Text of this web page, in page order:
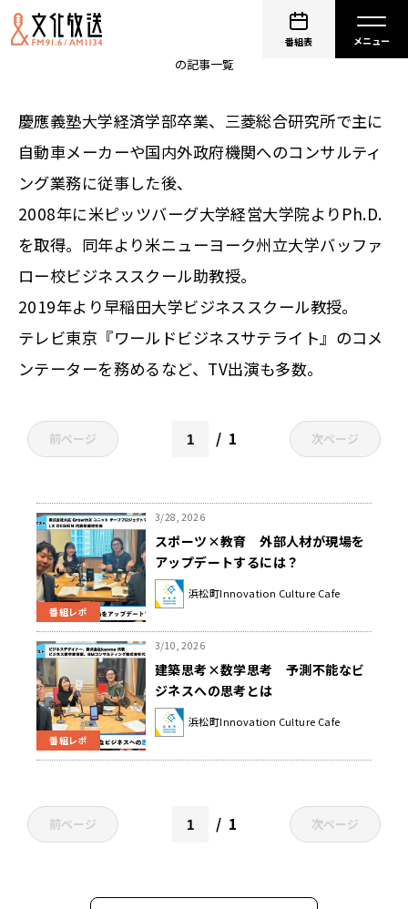
番組表
の記事一覧
慶應義塾大学経済学部卒業、三菱総合研究所で主に
自動車メーカーや国内外政府機関へのコンサルティ
ング業務に従事した後、
2008年に米ピッツバーグ大学経営大学院よりPh.D.
を取得。同年より米ニューヨーク州立大学バッファ
ロー校ビジネススクール助教授。
2019年より早稲田大学ビジネススクール教授。
テレビ東京『ワールドビジネスサテライト』のコメ
ンテーターを務めるなど、TV出演も多数。
前ページ 1 次ページ
番組レポ
3/28, 2026
スポーツ×教育 外部人材が現場を
アップデートするには？
浜松町Innovation Culture Cafe
番組レポ
3/10, 2026
建築思考×数学思考 予測不能なビ
ジネスへの思考とは
浜松町Innovation Culture Cafe
前ページ 1 次ページ